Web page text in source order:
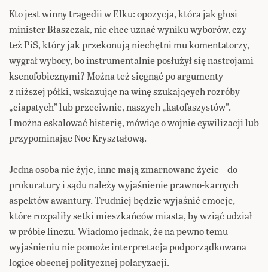
Kto jest winny tragedii w Ełku: opozycja, która jak głosi
minister Błaszczak, nie chce uznać wyniku wyborów, czy
też PiS, który jak przekonują niechętni mu komentatorzy,
wygrał wybory, bo instrumentalnie posłużył się nastrojami
ksenofobicznymi? Można też sięgnąć po argumenty
z niższej półki, wskazując na winę szukających rozróby
„ciapatych” lub przeciwnie, naszych „katofaszystów”.
I można eskalować histerię, mówiąc o wojnie cywilizacji lub
przypominając Noc Kryształową.
Jedna osoba nie żyje, inne mają zmarnowane życie – do
prokuratury i sądu należy wyjaśnienie prawno-karnych
aspektów awantury. Trudniej będzie wyjaśnić emocje,
które rozpaliły setki mieszkańców miasta, by wziąć udział
w próbie linczu. Wiadomo jednak, że na pewno temu
wyjaśnieniu nie pomoże interpretacja podporządkowana
logice obecnej politycznej polaryzacji.